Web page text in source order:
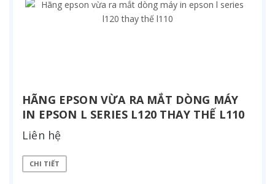
HÃNG EPSON VỪA RA MẮT DÒNG MÁY
IN EPSON L SERIES L120 THAY THẾ L110
Liên hệ
CHI TIẾT